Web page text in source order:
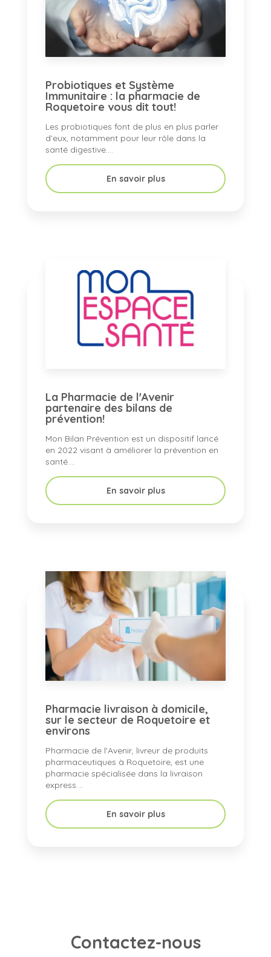
Probiotiques et Système
Immunitaire : la pharmacie de
Roquetoire vous dit tout!
Les probiotiques font de plus en plus parler
d’eux, notamment pour leur rôle dans la
santé digestive....
En savoir plus
La Pharmacie de l'Avenir
partenaire des bilans de
prévention!
Mon Bilan Prévention est un dispositif lancé
en 2022 visant à améliorer la prévention en
santé....
En savoir plus
Pharmacie livraison à domicile,
sur le secteur de Roquetoire et
environs
Pharmacie de l'Avenir, livreur de produits
pharmaceutiques à Roquetoire, est une
pharmacie spécialisée dans la livraison
express....
En savoir plus
Contactez-nous